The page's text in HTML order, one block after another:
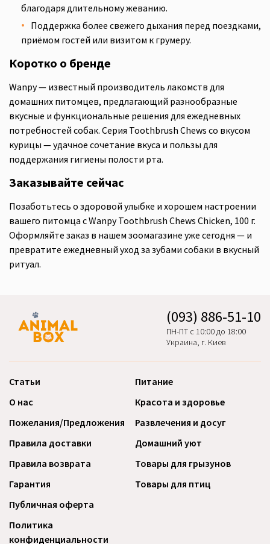
благодаря длительному жеванию.
Поддержка более свежего дыхания перед поездками,
приёмом гостей или визитом к грумеру.
Коротко о бренде
Wanpy — известный производитель лакомств для
домашних питомцев, предлагающий разнообразные
вкусные и функциональные решения для ежедневных
потребностей собак. Серия Toothbrush Chews со вкусом
курицы — удачное сочетание вкуса и пользы для
поддержания гигиены полости рта.
Заказывайте сейчас
Позаботьтесь о здоровой улыбке и хорошем настроении
вашего питомца с Wanpy Toothbrush Chews Chicken, 100 г.
Оформляйте заказ в нашем зоомагазине уже сегодня — и
превратите ежедневный уход за зубами собаки в вкусный
ритуал.
(093) 886-51-10
ПН-ПТ с 10:00 до 18:00
Украина, г. Киев
Статьи
О нас
Пожелания/Предложения
Правила доставки
Правила возврата
Гарантия
Публичная оферта
Политика
конфиденциальности
Питание
Красота и здоровье
Развлечения и досуг
Домашний уют
Товары для грызунов
Товары для птиц